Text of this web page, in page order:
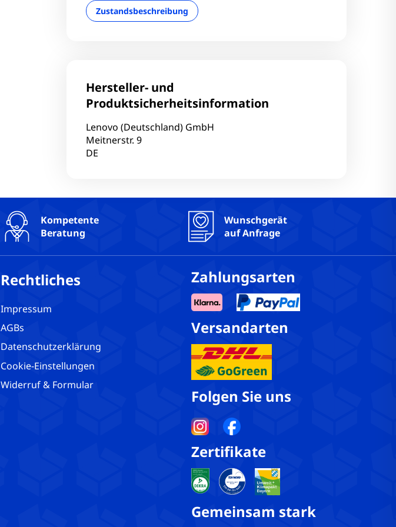
Zustandsbeschreibung
Hersteller- und
Produktsicherheitsinformation
Lenovo (Deutschland) GmbH
Meitnerstr. 9
DE
Kompetente
Beratung
Wunschgerät
auf Anfrage
Rechtliches
Impressum
AGBs
Datenschutzerklärung
Cookie-Einstellungen
Widerruf & Formular
Zahlungsarten
Versandarten
Folgen Sie uns
Zertifikate
Gemeinsam stark